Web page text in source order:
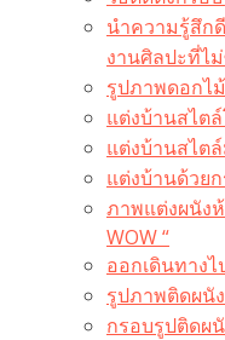
นำความรู้สึก
งานศิลปะที่ไ
รูปภาพดอกไ
แต่งบ้านสไต
แต่งบ้านสไต
แต่งบ้านด้วย
ภาพแต่งผนัง
WOW “
ออกเดินทางไ
รูปภาพติดผนั
กรอบรูปติดผ